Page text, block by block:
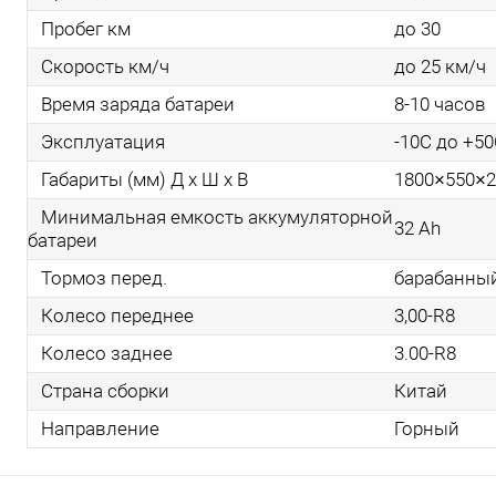
Пробег км
до 30
Скорость км/ч
до 25 км/ч
Время заряда батареи
8-10 часов
Эксплуатация
-10С до
Габариты (мм) Д x Ш x В
Минимальная емкость аккумуляторной
батареи
32 Ah
Тормоз перед.
Колесо переднее
3,00-R8
Колесо заднее
3.00-R8
Страна сборки
Китай
Направление
Горный